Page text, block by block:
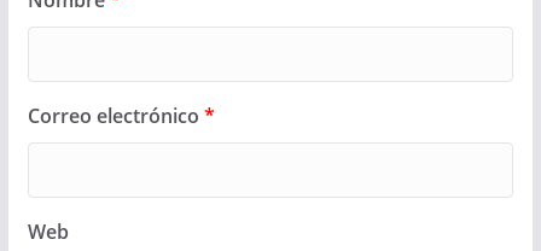
Correo electrónico *
Web